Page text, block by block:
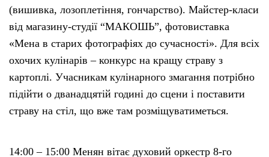
(вишивка, лозоплетіння, гончарство). Майстер-класи
від магазину-студії “МАКОШЬ”, фотовиставка
«Мена в старих фотографіях до сучасності». Для всіх
охочих кулінарів – конкурс на кращу страву з
картоплі. Учасникам кулінарного змагання потрібно
підійти о дванадцятій годині до сцени і поставити
страву на стіл, що вже там розміщуватиметься.
14:00 – 15:00 Менян вітає духовий оркестр 8-го